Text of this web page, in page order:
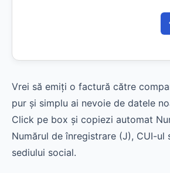
Vrei să emiți o factură către
pur și simplu ai nevoie de datele
Click pe box și copiezi automat
Numărul de înregistrare (J), CUI-ul
sediului social.